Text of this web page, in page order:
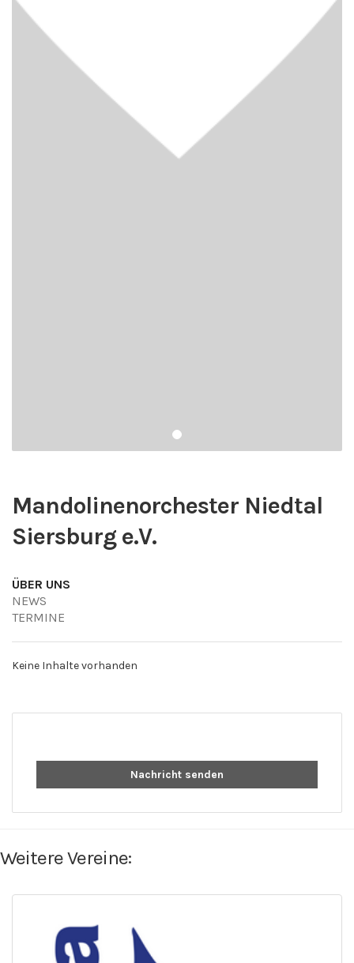
Mandolinenorchester Niedtal
Siersburg e.V.
ÜBER UNS
NEWS
TERMINE
Keine Inhalte vorhanden
Nachricht senden
Weitere Vereine: